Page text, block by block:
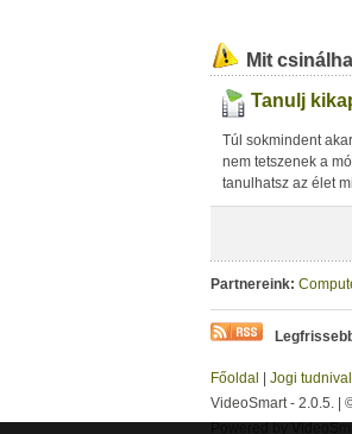
Mit
Tanulj
Túl sokmindent
nem tetszenek a
tanulhatsz az élet
Partnereink:
Főoldal Jogi
VideoSmart - 2.0.5. |